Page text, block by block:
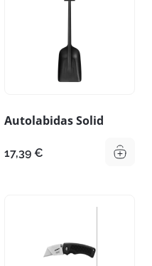
Autolabidas Solid
17,39 €